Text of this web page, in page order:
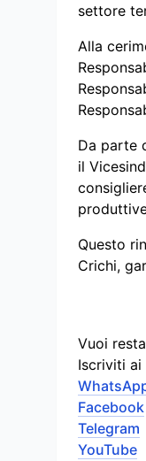
settore
Alla
Da parte
il
Questo
Crichi,
Vuoi
Iscriviti
Facebook
Telegram
YouTube